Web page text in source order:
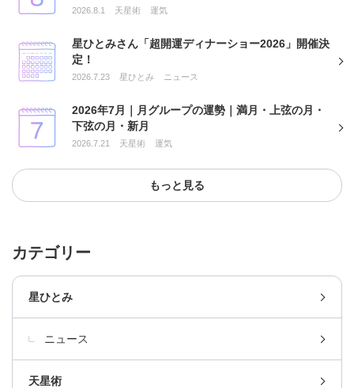
2026.8.1 天星術 運気
星ひとみさん「超開運ディナーショー2026」開催決
定！
2026.7.23 星ひとみ ニュース
2026年7月｜月グループの運勢｜満月・上弦の月・
下弦の月・新月
2026.7.21 天星術 運気
もっと見る
カテゴリー
星ひとみ
ニュース
天星術